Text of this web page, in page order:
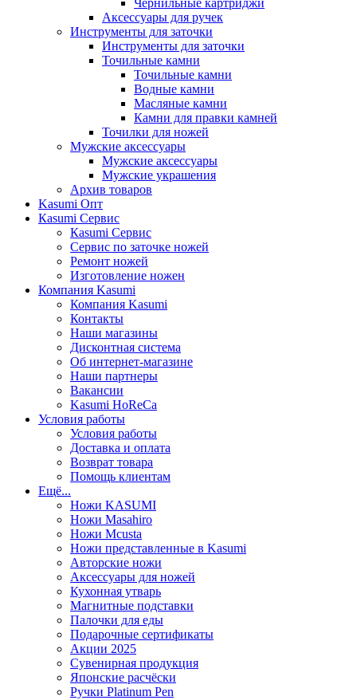
Аксессуары для ручек
Инструменты для заточки
Инструменты для заточки
Точильные камни
Точильные камни
Водные камни
Масляные камни
Камни для правки камней
Точилки для ножей
Мужские аксессуары
Мужские аксессуары
Мужские украшения
Архив товаров
Kasumi Опт
Кasumi Сервис
Кasumi Сервис
Сервис по заточке ножей
Ремонт ножей
Изготовление ножен
Компания Kasumi
Компания Kasumi
Контакты
Наши магазины
Дисконтная система
Об интернет-магазине
Наши партнеры
Вакансии
Kasumi HoReCa
Условия работы
Условия работы
Доставка и оплата
Возврат товара
Помощь клиентам
Ещё...
Ножи KASUMI
Ножи Masahiro
Ножи Mcusta
Ножи представленные в Kasumi
Авторские ножи
Аксессуары для ножей
Кухонная утварь
Магнитные подставки
Палочки для еды
Подарочные сертификаты
Акции 2025
Сувенирная продукция
Японские расчёски
Ручки Platinum Pen